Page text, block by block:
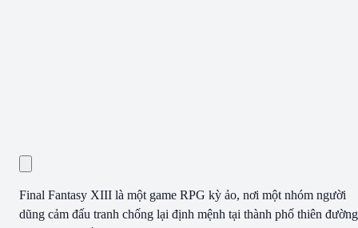
Final Fantasy XIII là một game RPG kỳ ảo, nơi một nhóm người
dũng cảm đấu tranh chống lại định mệnh tại thành phố thiên đường